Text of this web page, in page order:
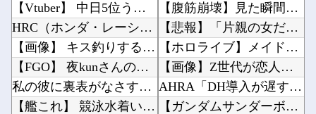
【Vtuber】 中日5位うおおおおおおおおおおおおおおおお
HRC（ホンダ・レーシング）折原氏「以前のF1プロジェクトを経験した専門家を何人か呼び戻し...
【画像】 キス釣りするんや
【FGO】 夜kunさんのモルガンイラスト！！ 蝶の羽好きです！
私の彼に裏表がなさすぎる 第3話
【艦これ】 競泳水着いんのかよ
【腹筋崩壊】見た瞬間吹いた画像を貼っていくスレｗｗｗｗ他
【悲報】「片親の女だけはやめとけ」という風潮、広まりつつある他
【ホロライブ】メイドインアビスまじか、カリオペすげえな他
【画像】Z世代が恋人に求める年収ラインがこれｗ他
AHRA「DH導入が遅すぎる、たまにピッチャーが打ったからって何が面白いんだよ」他
【ガンダムサンダーボルト】自分から手足を切り落すなんて…他